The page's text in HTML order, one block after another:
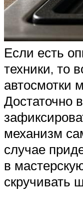
Если есть
техники, то
автосмотки
Достаточно
механизм
случае
в
скручивать